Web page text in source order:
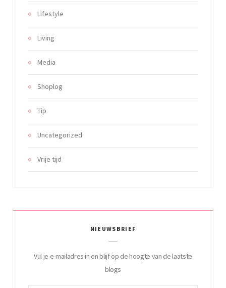
Lifestyle
Living
Media
Shoplog
Tip
Uncategorized
Vrije tijd
NIEUWSBRIEF
Vul je e-mailadres in en blijf op de hoogte van de laatste
blogs